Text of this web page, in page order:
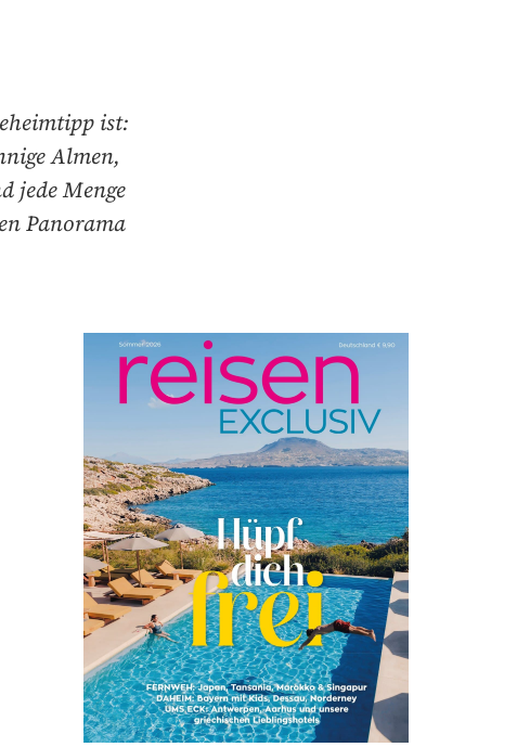
ist:
Almen,
jede Menge
Panorama